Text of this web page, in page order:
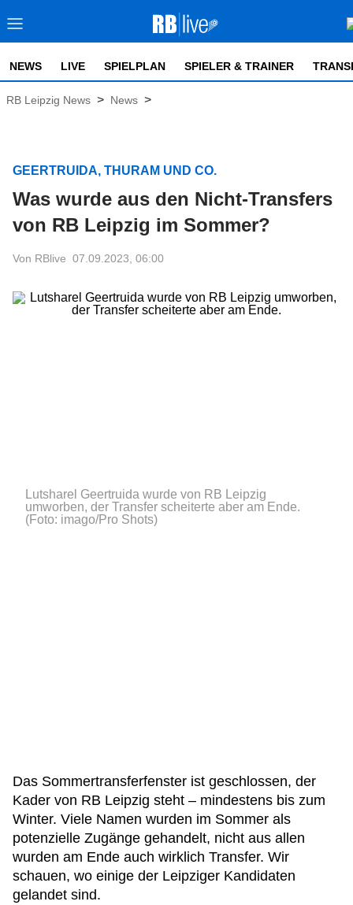
NEWS LIVE SPIELPLAN SPIELER & TRAINER
RB Leipzig News > News >
GEERTRUIDA, THURAM UND CO.
Was wurde aus den Nicht-Transfers
von RB Leipzig im Sommer?
Von RBlive 07.09.2023, 06:00
Lutsharel Geertruida wurde von RB Leipzig
umworben, der Transfer scheiterte aber am Ende.
(Foto: imago/Pro Shots)
Das Sommertransferfenster ist geschlossen, der
Kader von RB Leipzig steht – mindestens bis zum
Winter. Viele Namen wurden im Sommer als
potenzielle Zugänge gehandelt, nicht aus allen
wurden am Ende auch wirklich Transfer. Wir
schauen, wo einige der Leipziger Kandidaten
gelandet sind.